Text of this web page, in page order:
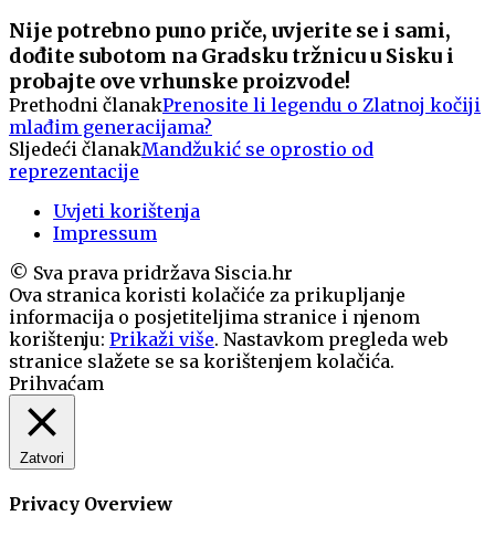
Nije potrebno puno priče, uvjerite se i sami,
dođite subotom na Gradsku tržnicu u Sisku i
probajte ove vrhunske proizvode!
Prethodni članakPrenosite li legendu o Zlatnoj kočiji
mlađim generacijama?
Sljedeći članakMandžukić se oprostio od
reprezentacije
Uvjeti korištenja
Impressum
© Sva prava pridržava Siscia.hr
Ova stranica koristi kolačiće za prikupljanje
informacija o posjetiteljima stranice i njenom
korištenju: Prikaži više. Nastavkom pregleda web
stranice slažete se sa korištenjem kolačića.
Prihvaćam
Zatvori
Privacy Overview